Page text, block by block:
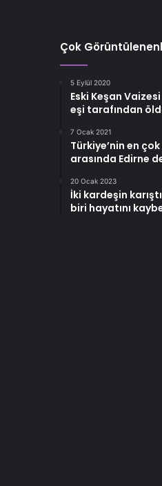
Çok
5 Eylül 2020
Eski Keşan
eşi tarafından
7 Ocak 2021
Türkiye’nin en
arasında Edirne
20 Ocak 2023
İki kardeşin
biri hayatını